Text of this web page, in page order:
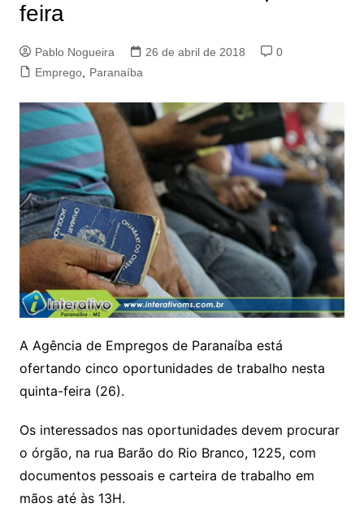
feira
Pablo Nogueira 26 de abril de 2018
0
Emprego, Paranaíba
A Agência de Empregos de Paranaíba está
ofertando cinco oportunidades de trabalho nesta
quinta-feira (26).
Os interessados nas oportunidades devem procurar
o órgão, na rua Barão do Rio Branco, 1225, com
documentos pessoais e carteira de trabalho em
mãos até às 13H.